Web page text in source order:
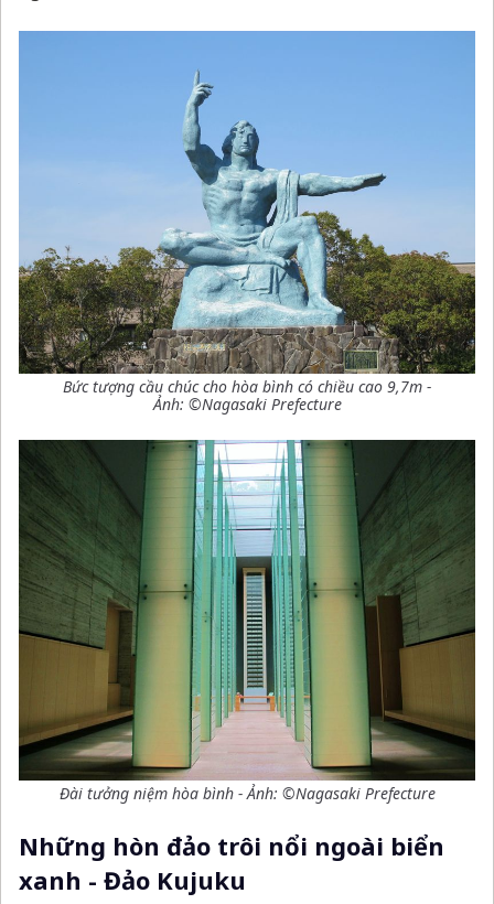
Bức tượng cầu chúc cho hòa bình có chiều cao 9,7m -
Ảnh: ©Nagasaki Prefecture
Đài tưởng niệm hòa bình - Ảnh: ©Nagasaki Prefecture
Những hòn đảo trôi nổi ngoài biển
xanh - Đảo Kujuku